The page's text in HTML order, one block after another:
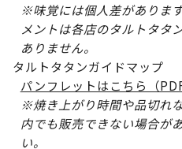
※味覚には個人差がありま
メントは各店のタルトタタ
ありません。
タルトタタンガイドマップ
パンフレットはこちら（PDF
※焼き上がり時間や品切れ
内でも販売できない場合が
い。